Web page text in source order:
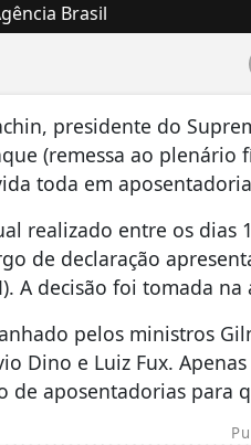
Brasil
presidente do
(remessa ao plenário
toda em
realizado entre os dias
de declaração
A decisão foi tomada
pelos ministros
Dino e Luiz Fux.
de aposentadorias para